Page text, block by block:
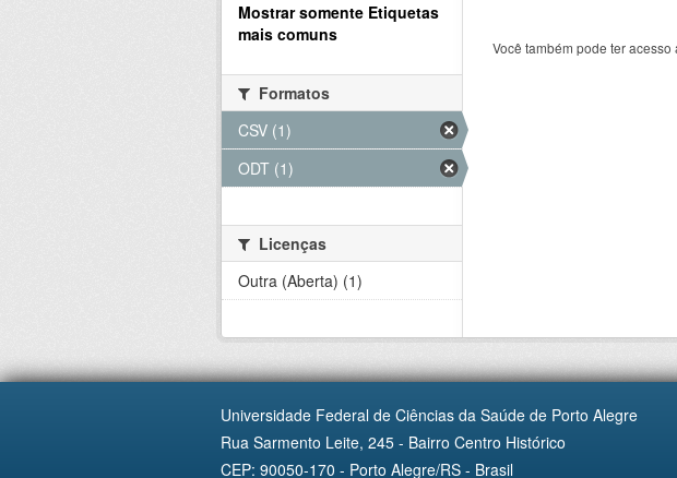
Você também pode ter
Mostrar somente Etiquetas
mais comuns
Formatos
CSV (1)
ODT (1)
Licenças
Outra (Aberta) (1)
Universidade Federal de Ciências da Saúde de Porto Alegre
Rua Sarmento Leite, 245 - Bairro Centro Histórico
CEP: 90050-170 - Porto Alegre/RS - Brasil